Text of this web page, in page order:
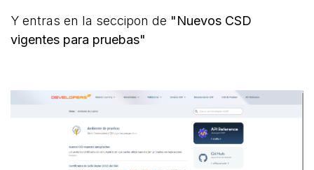
Y entras en la seccipon de "Nuevos CSD
vigentes para pruebas"